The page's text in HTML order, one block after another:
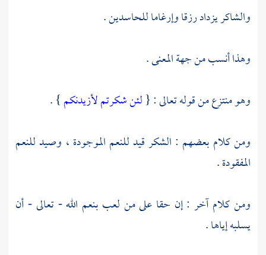
والشاكر يزداد رزقا وإرغاما للحاسدين .
وهذا أنسب من جهة المعنى .
وهو منتزع من قوله تعالى : {لئن شكرتم لأزيدنكم} .
ومن كلام بعضهم : الشكر قيد للنعم الموجودة ، وصيد للنعم
المفقودة .
ومن كلام آخر : إن حقا على من لعب بنعم الله - تعالى - أن
يسلبه إياها .